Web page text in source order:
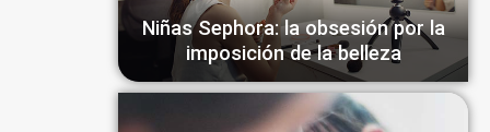
Niñas Sephora: la obsesión por la
imposición de la belleza